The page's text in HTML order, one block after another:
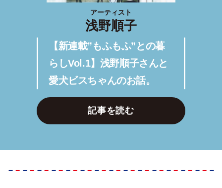
アーティスト
浅野順子
【新連載”もふもふ”との暮
らしVol.1】浅野順子さんと
愛犬ビスちゃんのお話。
記事を読む